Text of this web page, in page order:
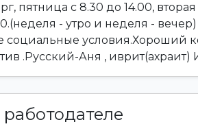
пятница с 8.30 до 14.00,
- утро и неделя - вечер)
социальные условия.Хороший
.Русский-Аня , иврит(ахраит)